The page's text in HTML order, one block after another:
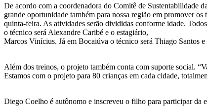
De acordo com a coordenadora do Comitê de Sustentabilidade
grande oportunidade também para nossa região em promover
quinta-feira. As atividades serão divididas conforme idade.
o técnico será Alexandre Caribé e o estagiário,
Marcos Vinícius. Já em Bocaiúva o técnico será Thiago Santos
Além dos treinos, o projeto também conta com suporte social.
Estamos com o projeto para 80 crianças em cada cidade,
Diego Coelho é autônomo e inscreveu o filho para participar da